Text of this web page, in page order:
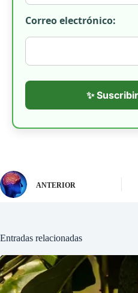
Correo electrónico:
✨
ANTERIOR
Entradas relacionadas